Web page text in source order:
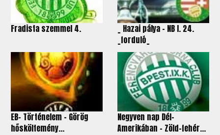
Fradista szemmel 4.
_ Hazai pálya - NB I. 24.
_forduló_
EB- Történelem - Görög
hősköltemény...
Negyven nap Dél-
Amerikában – Zöld-fehér...